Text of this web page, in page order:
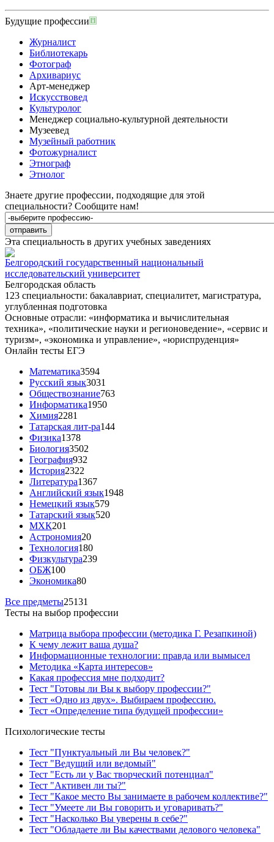
Будущие профессии
Журналист
Библиотекарь
Фотограф
Архивариус
Арт-менеджер
Искусствовед
Культуролог
Менеджер социально-культурной деятельности
Музеевед
Музейный работник
Фотожурналист
Этнограф
Этнолог
Знаете другие профессии, подходящие для этой
специальности? Сообщите нам!
Эта специальность в других учебных заведениях
Белгородский государственный национальный
исследовательский университет
Белгородская область
123 специальности: бакалавриат, специалитет, магистратура,
углубленная подготовка
Основные отрасли: «информатика и вычислительная
техника», «политические науки и регионоведение», «сервис и
туризм», «экономика и управление», «юриспруденция»
Онлайн тесты ЕГЭ
Математика3594
Русский язык3031
Обществознание763
Информатика1950
Химия2281
Татарская лит-ра144
Физика1378
Биология3502
География932
История2322
Литература1367
Английский язык1948
Немецкий язык579
Татарский язык520
МХК201
Астрономия20
Технология180
Физкультура239
ОБЖ100
Экономика80
Все предметы25131
Тесты на выбор профессии
Матрица выбора профессии (методика Г. Резапкиной)
К чему лежит ваша душа?
Информационные технологии: правда или вымысел
Методика «Карта интересов»
Какая профессия мне подходит?
Тест "Готовы ли Вы к выбору профессии?"
Тест «Одно из двух». Выбираем профессию.
Тест «Определение типа будущей профессии»
Психологические тесты
Тест "Пунктуальный ли Вы человек?"
Тест "Ведущий или ведомый"
Тест "Есть ли у Вас творческий потенциал"
Тест "Активен ли ты?"
Тест "Какое место Вы занимаете в рабочем коллективе?"
Тест "Умеете ли Вы говорить и уговаривать?"
Тест "Насколько Вы уверены в себе?"
Тест "Обладаете ли Вы качествами делового человека"